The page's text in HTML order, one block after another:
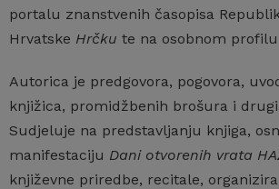
portalu znanstvenih časopisa
Hrvatske Hrčku te na osobnom profilu
Autorica je predgovora, pogovora,
knjižica, promidžbenih brošura i
Sudjeluje na predstavljanju knjiga,
manifestaciju Dani otvorenih vrata
književne priredbe, recitale,